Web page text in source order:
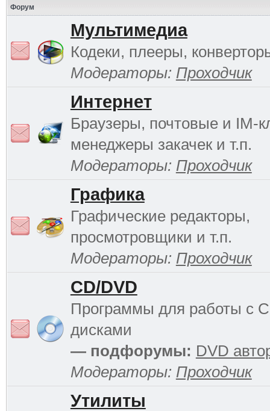
Форум
Мультимедиа
Кодеки, плееры,
Модераторы: Проходчик
Интернет
Браузеры, почтовые и IM-
менеджеры закачек и т.п.
Модераторы: Проходчик
Графика
Графические редакторы,
просмотровщики и т.п.
Модераторы: Проходчик
CD/DVD
Программы для работы с
дисками
— подфорумы: DVD
Модераторы: Проходчик
Утилиты